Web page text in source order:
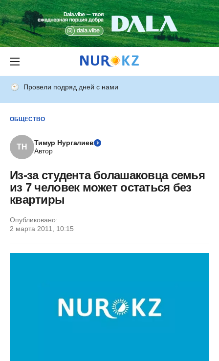
Провели подряд дней с нами
ОБЩЕСТВО
ТН
Тимур Нургалиев
Автор
Из-за студента болашаковца семья
из 7 человек может остаться без
квартиры
Опубликовано:
2 марта 2011, 10:15